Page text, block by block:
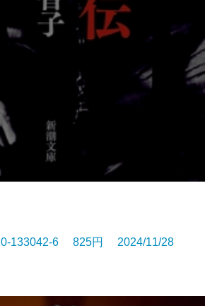
133042-6 825円 2024/11/28